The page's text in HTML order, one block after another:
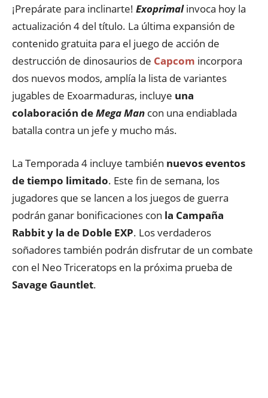
¡Prepárate para inclinarte! Exoprimalinvoca hoy la
actualización 4 del título. La última expansión de
contenido gratuita para el juego de acción de
destrucción de dinosaurios de Capcom incorpora
dos nuevos modos, amplía la lista de variantes
jugables de Exoarmaduras, incluye una
colaboración deMega Man con una endiablada
batalla contra un jefe y mucho más.
La Temporada 4 incluye también nuevos eventos
de tiempo limitado. Este fin de semana, los
jugadores que se lancen a los juegos de guerra
podrán ganar bonificaciones con la Campaña
Rabbit y la de Doble EXP. Los verdaderos
soñadores también podrán disfrutar de un combate
con el Neo Triceratops en la próxima prueba de
Savage Gauntlet.